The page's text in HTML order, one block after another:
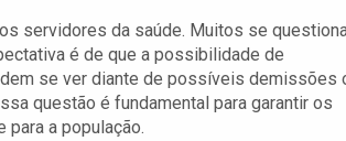
servidores da saúde. Muitos se
é de que a possibilidade de
se ver diante de possíveis demissões
questão é fundamental para garantir os
a população.